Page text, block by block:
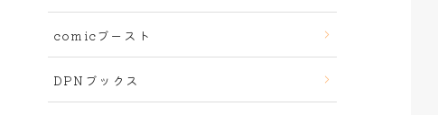
comicブースト
DPNブックス